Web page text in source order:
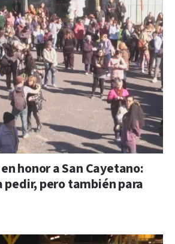
honor a San Cayetano:
pedir, pero también para